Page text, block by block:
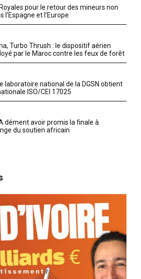
pour le retour des mineurs non
et l’Europe
Turbo Thrush : le dispositif aérien
par le Maroc contre les feux de forêt
laboratoire national de la DGSN obtient
ISO/CEI 17025
dément avoir promis la finale à
du soutien africain